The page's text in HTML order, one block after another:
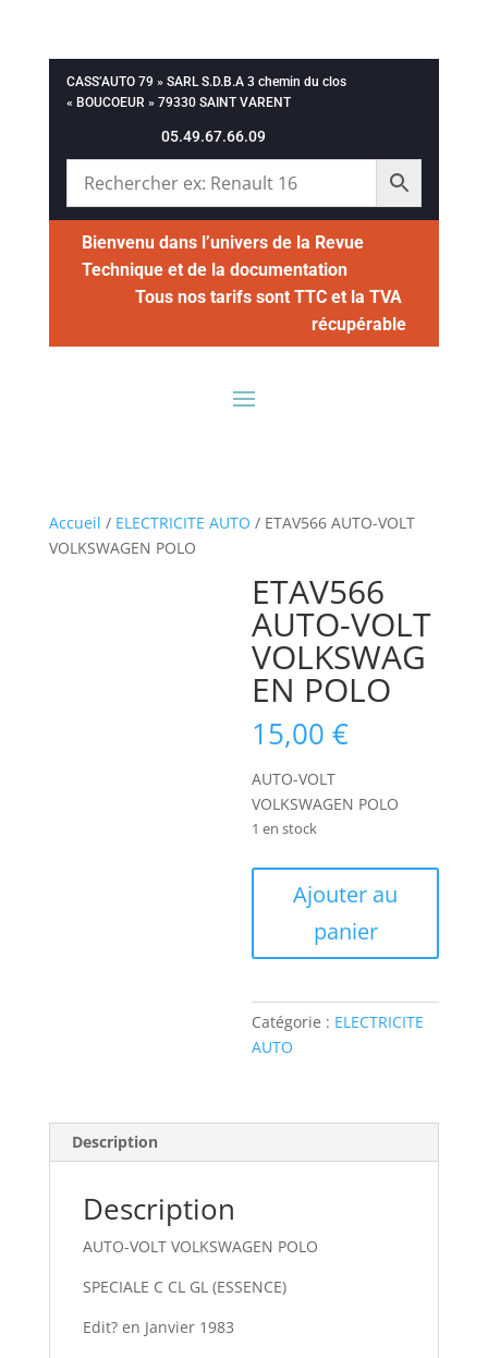
CASS’AUTO 79 » SARL S.D.B.A 3 chemin du clos
« BOUCOEUR » 79330 SAINT VARENT
05.49.67.66.09
Bienvenu dans l’univers de la Revue
Technique et de la documentation
Tous nos tarifs sont TTC et la TVA
récupérable
Accueil / ELECTRICITE AUTO / ETAV566 AUTO-VOLT
VOLKSWAGEN POLO
ETAV566
AUTO-VOLT
VOLKSWAG
EN POLO
15,00€
AUTO-VOLT
VOLKSWAGEN POLO
1 en stock
AUTO-
VOLKSWAGEN
POLO
Ajouter au
panier
Catégorie : ELECTRICITE
AUTO
Description
Description
AUTO-VOLT VOLKSWAGEN POLO
SPECIALE C CL GL (ESSENCE)
Edit? en Janvier 1983